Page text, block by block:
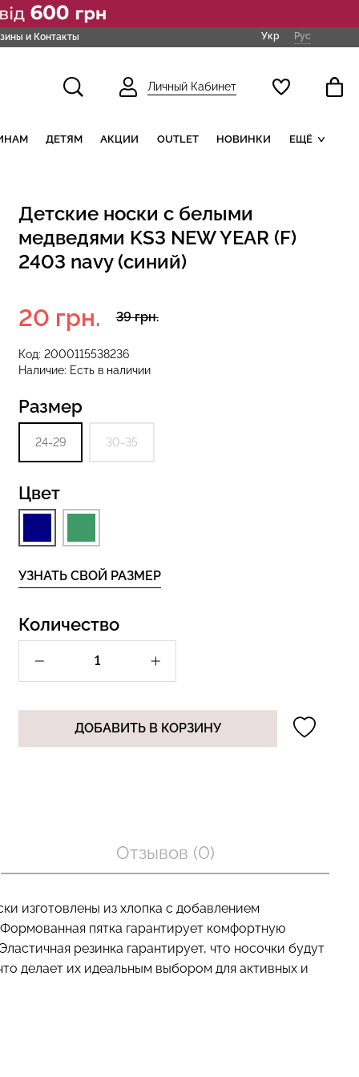
и Контакты Укр Рус
Личный Кабинет
ДЕТЯМ АКЦИИ OUTLET НОВИНКИ ЕЩЁ
Детские носки с белыми
медведями KS3 NEW YEAR (F)
2403 navy (синий)
Код: 2000115538236
Наличие: Есть в наличии
39 грн.
20 грн.
Размер
24-29 30-35
Цвет
УЗНАТЬ СВОЙ РАЗМЕР
Количество
ДОБАВИТЬ В КОРЗИНУ
Отзывов (0)
изготовлены из хлопка с добавлением
пятка гарантирует комфортную
резинка гарантирует, что носочки будут
делает их идеальным выбором для активных и
с
Giulia
BRIEFS (черный) Giulia
454 грн.649 грн.